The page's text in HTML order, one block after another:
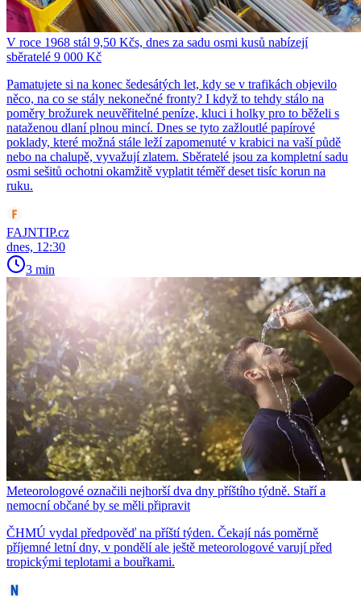
V roce 1968 stál 9,50 Kčs, dnes za sadu osmi kusů nabízejí
sběratelé 9 000 Kč
Pamatujete si na konec šedesátých let, kdy se v trafikách objevilo
něco, na co se stály nekonečné fronty? I když to tehdy stálo na
poměry brožurek neuvěřitelné peníze, kluci i holky pro to běželi s
nataženou dlaní plnou mincí. Dnes se tyto zažloutlé papírové
poklady, které možná stále leží zapomenuté v krabici na vaší půdě
nebo na chalupě, vyvažují zlatem. Sběratelé jsou za kompletní sadu
osmi sešitů ochotni okamžitě vyplatit téměř deset tisíc korun na
ruku.
FAJNTIP.cz
dnes, 12:30
3 min
Meteorologové označili nejhorší dva dny příštího týdně. Staří a
nemocní občané by se měli připravit
ČHMÚ vydal předpověď na příští týden. Čekají nás poměrně
příjemné letní dny, v pondělí ale ještě meteorologové varují před
tropickými teplotami a bouřkami.